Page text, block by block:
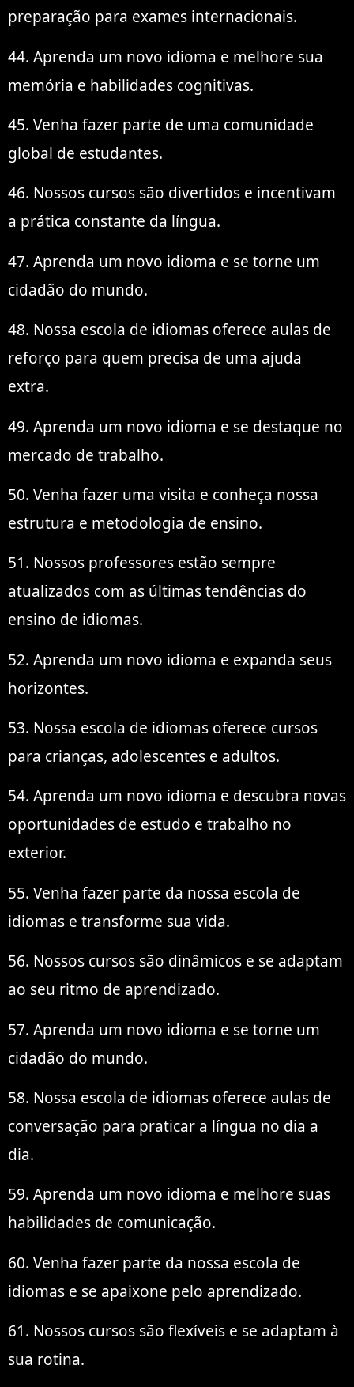
preparação para exames internacionais.
44. Aprenda um novo idioma e melhore sua
memória e habilidades cognitivas.
45. Venha fazer parte de uma comunidade
global de estudantes.
46. Nossos cursos são divertidos e incentivam
a prática constante da língua.
47. Aprenda um novo idioma e se torne um
cidadão do mundo.
48. Nossa escola de idiomas oferece aulas de
reforço para quem precisa de uma ajuda
extra.
49. Aprenda um novo idioma e se destaque no
mercado de trabalho.
50. Venha fazer uma visita e conheça nossa
estrutura e metodologia de ensino.
51. Nossos professores estão sempre
atualizados com as últimas tendências do
ensino de idiomas.
52. Aprenda um novo idioma e expanda seus
horizontes.
53. Nossa escola de idiomas oferece cursos
para crianças, adolescentes e adultos.
54. Aprenda um novo idioma e descubra novas
oportunidades de estudo e trabalho no
exterior.
55. Venha fazer parte da nossa escola de
idiomas e transforme sua vida.
56. Nossos cursos são dinâmicos e se adaptam
ao seu ritmo de aprendizado.
57. Aprenda um novo idioma e se torne um
cidadão do mundo.
58. Nossa escola de idiomas oferece aulas de
conversação para praticar a língua no dia a
dia.
59. Aprenda um novo idioma e melhore suas
habilidades de comunicação.
60. Venha fazer parte da nossa escola de
idiomas e se apaixone pelo aprendizado.
61. Nossos cursos são flexíveis e se adaptam à
sua rotina.